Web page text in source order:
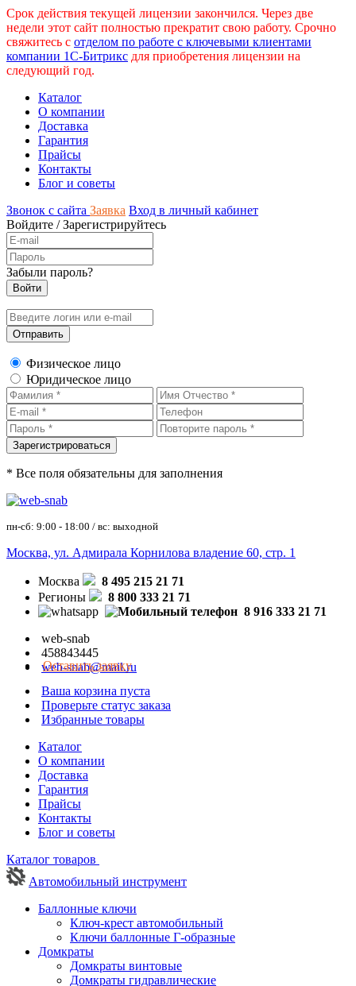
Срок действия текущей лицензии закончился. Через две
недели этот сайт полностью прекратит свою работу. Срочно
свяжитесь с отделом по работе с ключевыми клиентами
компании 1С-Битрикс для приобретения лицензии на
следующий год.
Каталог
О компании
Доставка
Гарантия
Прайсы
Контакты
Блог и советы
Звонок с сайта Заявка Вход в личный кабинет
Войдите /Зарегистрируйтесь
Забыли пароль?
Физическое лицо
Юридическое лицо
* Все поля обязательны для заполнения
пн-сб: 9:00 - 18:00 / вс: выходной
Москва, ул. Адмирала Корнилова владение 60, стр. 1
Москва
8 495 215 21 71
Регионы
8 800 333 21 71
8 916 333 21 71
web-snab
458843445
web-snab@mail.ru
Оставить заявку
Ваша корзина пуста
Проверьте статус заказа
Избранные товары
Каталог
О компании
Доставка
Гарантия
Прайсы
Контакты
Блог и советы
Каталог товаров
Автомобильный инструмент
Баллонные ключи
Ключ-крест автомобильный
Ключи баллонные Г-образные
Домкраты
Домкраты винтовые
Домкраты гидравлические